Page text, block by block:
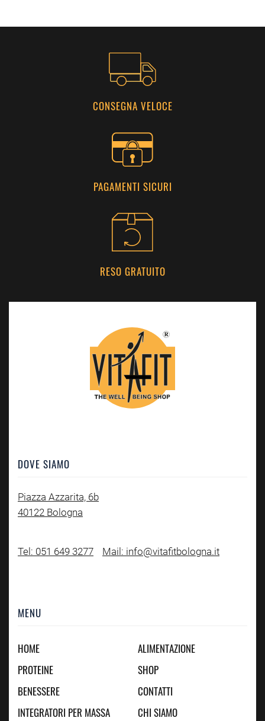
CONSEGNA VELOCE
PAGAMENTI SICURI
RESO GRATUITO
DOVE SIAMO
Piazza Azzarita, 6b
40122 Bologna
Tel: 051 649 3277 Mail: info@vitafitbologna.it
MENU
HOME
PROTEINE
BENESSERE
INTEGRATORI PER MASSA
ALIMENTAZIONE
SHOP
CONTATTI
CHI SIAMO